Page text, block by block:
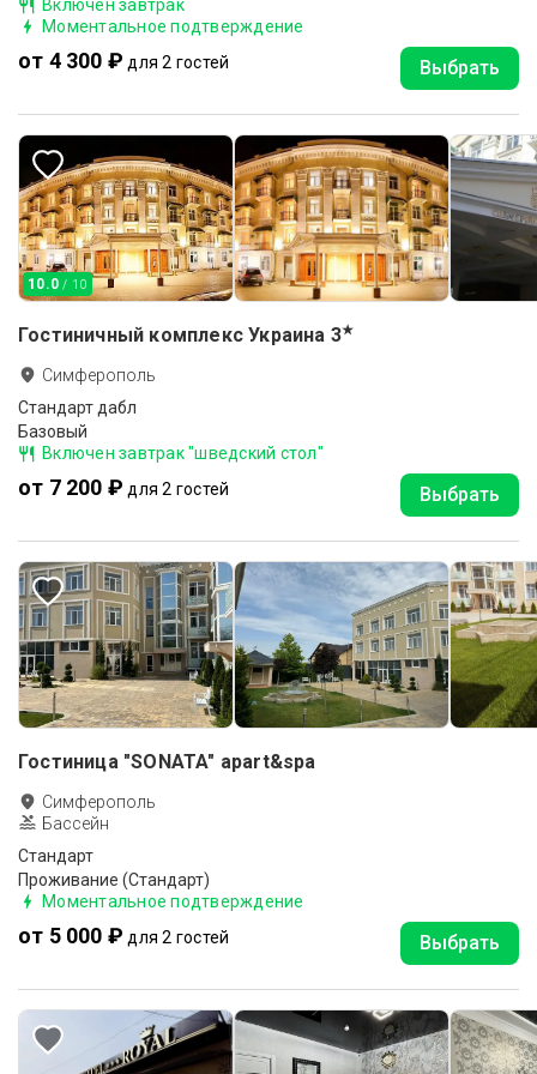
Включен завтрак
Моментальное подтверждение
от 4 300 ₽ для 2 гостей Выбрать
10.0 / 10
Гостиничный комплекс Украина 3★
Симферополь
Стандарт дабл
Базовый
Включен завтрак "шведский стол"
от 7 200 ₽ для 2 гостей Выбрать
Гостиница "SONATA" apart&spa
Симферополь
Бассейн
Стандарт
Проживание (Стандарт)
Моментальное подтверждение
от 5 000 ₽ для 2 гостей Выбрать